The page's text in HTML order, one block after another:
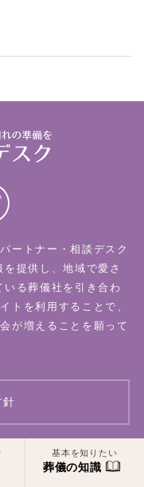
基本を知りたい
葬儀の知識
ートナー・相談デスク
提供し、地域で愛さ
いる葬儀社を引き合わ
トを利用することで、
が増えることを願って
Reserved.